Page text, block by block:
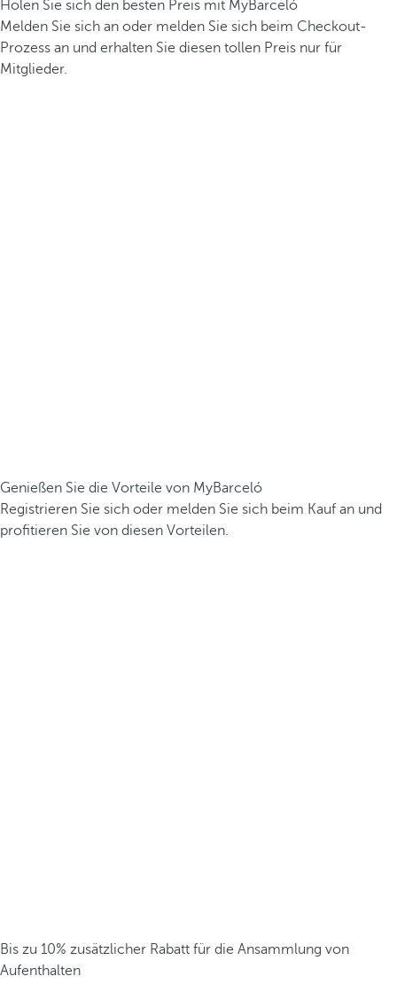
Holen Sie sich den besten Preis mit MyBarceló
Melden Sie sich an oder melden Sie sich beim Checkout-
Prozess an und erhalten Sie diesen tollen Preis nur für
Mitglieder.
Genießen Sie die Vorteile von MyBarceló
Registrieren Sie sich oder melden Sie sich beim Kauf an und
profitieren Sie von diesen Vorteilen.
Bis zu 10% zusätzlicher Rabatt für die Ansammlung von
Aufenthalten